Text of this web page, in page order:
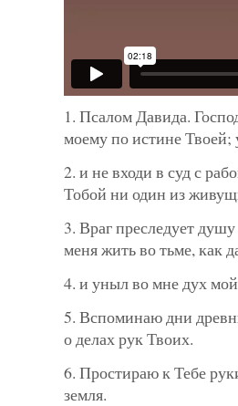
1. Псалом Давида.
моему по истине
2. и не входи в суд с
Тобой ни один из
3. Враг преследует
меня жить во тьме, как
4. и уныл во мне дух
5. Вспоминаю дни
о делах рук Твоих.
6. Простираю к Тебе
земля.